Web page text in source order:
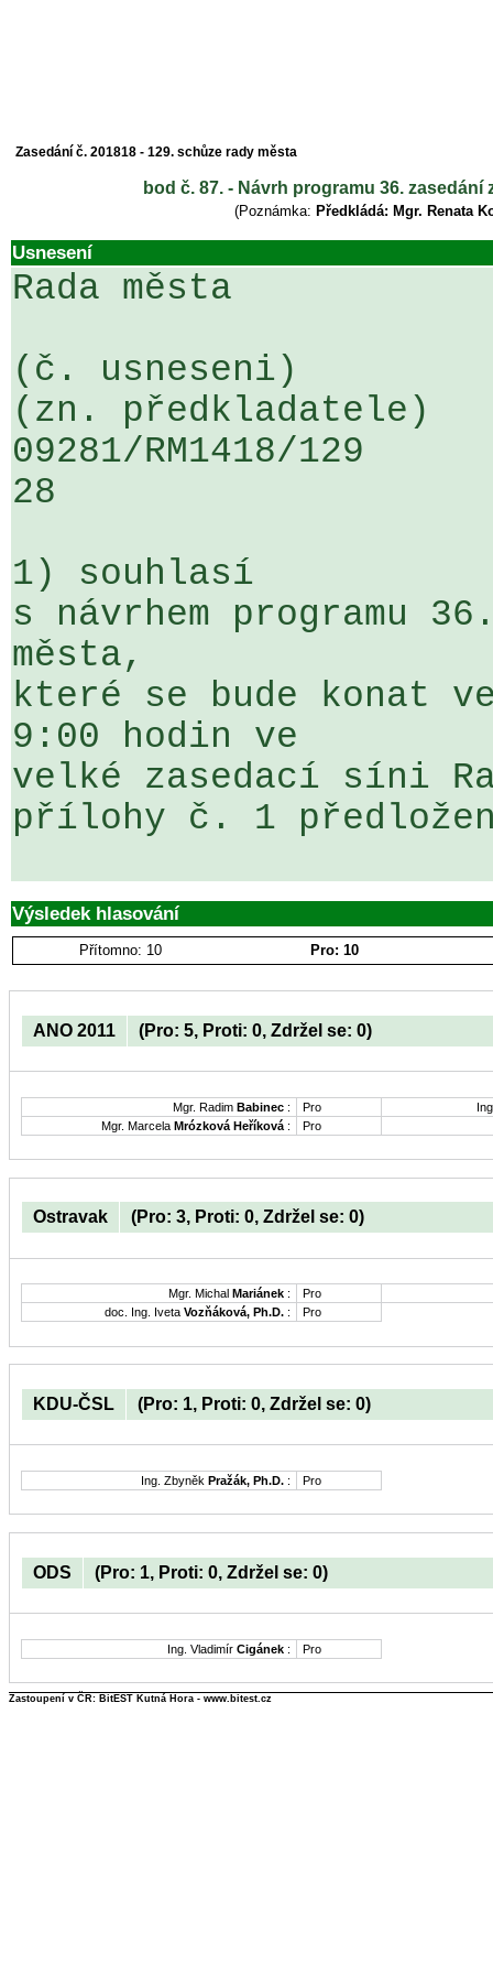
Zasedání č. 201818 - 129. schůze rady města
bod č. 87. - Návrh programu 36.
(Poznámka: Předkládá: Mgr. Renata
Usnesení
Rada města
(č. usneseni)
(zn. předkladatele)
09281/RM1418/
28
1) souhlasí
s návrhem programu
města,
které se bude konat
9:00 hodin ve
velké zasedací síni
přílohy č. 1
Výsledek hlasování
Přítomno: 10 Pro: 10
ANO 2011 (Pro: 5, Proti: 0, Zdržel se: 0)
Mgr. Radim Babinec : Pro
Mgr. Marcela Mrózková Heříková : Pro
Ostravak (Pro: 3, Proti: 0, Zdržel se: 0)
Mgr. Michal Mariánek :
Pro
doc. Ing. Iveta Vozňáková, Ph.D. : Pro
KDU-ČSL (Pro: 1, Proti: 0, Zdržel se: 0)
Ing. Zbyněk Pražák, Ph.D. : Pro
ODS (Pro: 1, Proti: 0, Zdržel se: 0)
Ing. Vladimír Cigánek : Pro
Zastoupení v ČR: BitEST Kutná Hora - www.bitest.cz